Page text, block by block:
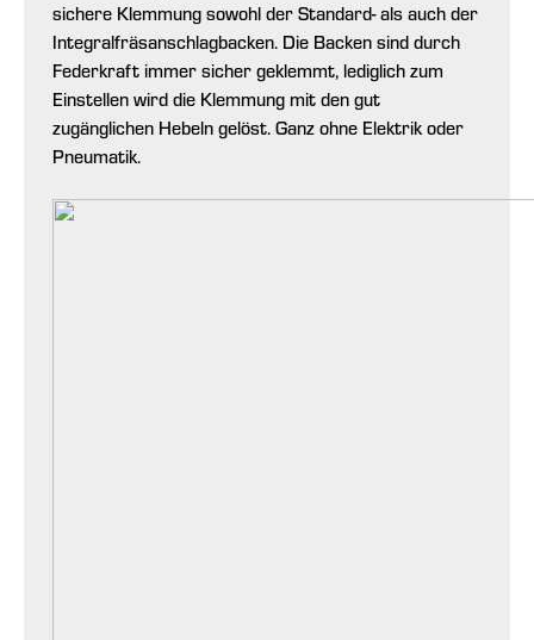
sichere Klemmung sowohl der Standard- als auch der
Integralfräsanschlagbacken. Die Backen sind durch
Federkraft immer sicher geklemmt, lediglich zum
Einstellen wird die Klemmung mit den gut
zugänglichen Hebeln gelöst. Ganz ohne Elektrik oder
Pneumatik.